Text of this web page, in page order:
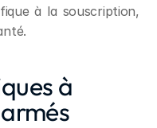
à la souscription,
à